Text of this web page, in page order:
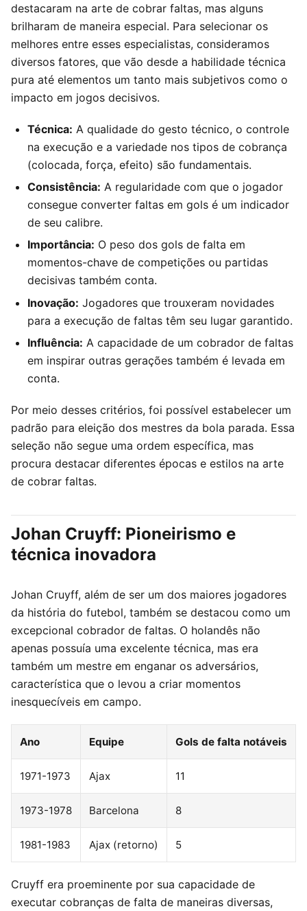
destacaram na arte de cobrar faltas, mas alguns
brilharam de maneira especial. Para selecionar os
melhores entre esses especialistas, consideramos
diversos fatores, que vão desde a habilidade técnica
pura até elementos um tanto mais subjetivos como o
impacto em jogos decisivos.
Técnica: A qualidade do gesto técnico, o controle
na execução e a variedade nos tipos de cobrança
(colocada, força, efeito) são fundamentais.
Consistência: A regularidade com que o jogador
consegue converter faltas em gols é um indicador
de seu calibre.
Importância: O peso dos gols de falta em
momentos-chave de competições ou partidas
decisivas também conta.
Inovação: Jogadores que trouxeram novidades
para a execução de faltas têm seu lugar garantido.
Influência: A capacidade de um cobrador de faltas
em inspirar outras gerações também é levada em
conta.
Por meio desses critérios, foi possível estabelecer um
padrão para eleição dos mestres da bola parada. Essa
seleção não segue uma ordem específica, mas
procura destacar diferentes épocas e estilos na arte
de cobrar faltas.
Johan Cruyff: Pioneirismo e
técnica inovadora
Johan Cruyff, além de ser um dos maiores jogadores
da história do futebol, também se destacou como um
excepcional cobrador de faltas. O holandês não
apenas possuía uma excelente técnica, mas era
também um mestre em enganar os adversários,
característica que o levou a criar momentos
inesquecíveis em campo.
Ano Equipe Gols de falta notáveis
1971-1973 Ajax 11
1973-1978 Barcelona 8
1981-1983 Ajax (retorno) 5
Cruyff era proeminente por sua capacidade de
executar cobranças de falta de maneiras diversas,